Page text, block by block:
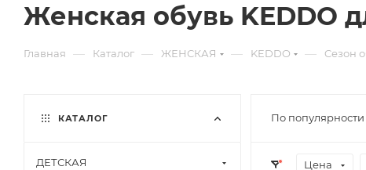
Женская обувь KEDDO
Главная — Каталог — ЖЕНСКАЯ — KEDDO — Cезон
По популярности
Цена
КАТАЛОГ
ДЕТСКАЯ